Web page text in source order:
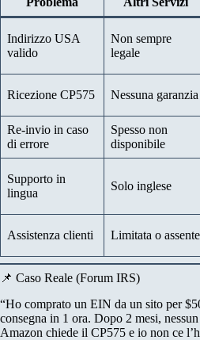
Indirizzo USA
valido
Non sempre
legale
Ricezione CP575 Nessuna garanzia
Re-invio in caso
di errore
Spesso non
disponibile
Supporto in
lingua
Solo inglese
Assistenza clienti Limitata o assente
📌 Caso Reale (Forum IRS)
“Ho comprato un EIN da un sito per
consegna in 1 ora. Dopo 2 mesi,
Amazon chiede il CP575 e io non ce